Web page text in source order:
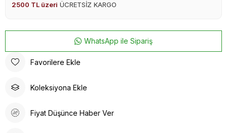
2500 TL üzeri ÜCRETSİZ KARGO
WhatsApp ile Sipariş
Favorilere Ekle
Koleksiyona Ekle
Fiyat Düşünce Haber Ver